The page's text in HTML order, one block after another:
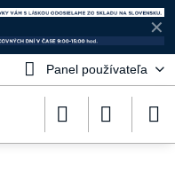
✕
Panel používateľa